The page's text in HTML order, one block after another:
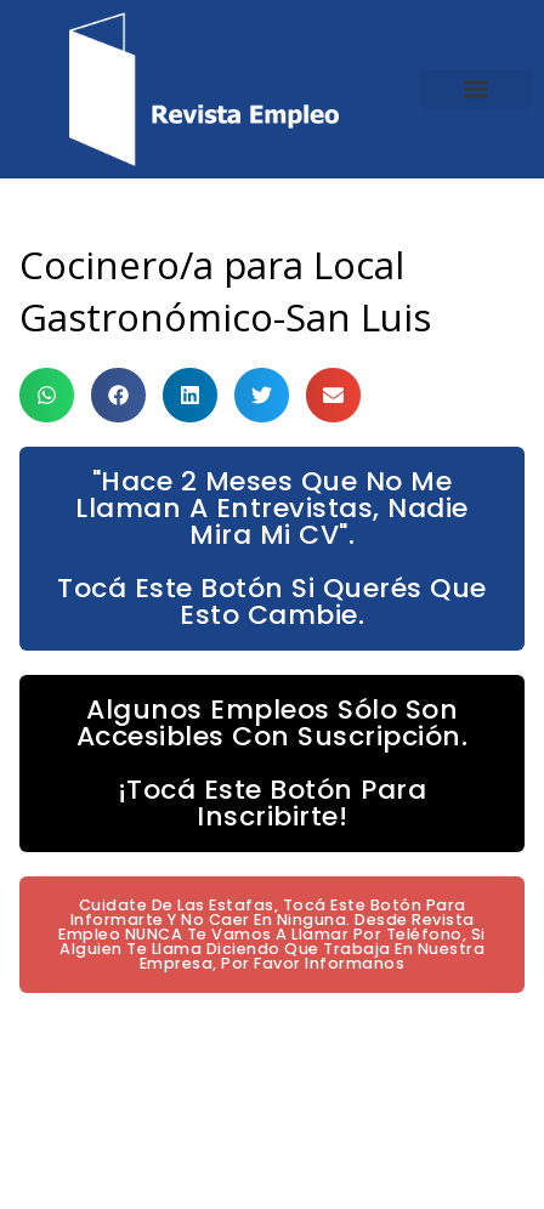
Cocinero/a para Local
Gastronómico-San Luis
"Hace 2 Meses Que No Me
Llaman A Entrevistas, Nadie
Mira Mi CV".
Tocá Este Botón Si Querés Que
Esto Cambie.
Algunos Empleos Sólo Son
Accesibles Con Suscripción.
¡Tocá Este Botón Para
Inscribirte!
Cuidate De Las Estafas, Tocá Este Botón Para
Informarte Y No Caer En Ninguna. Desde Revista
Empleo NUNCA Te Vamos A Llamar Por Teléfono, Si
Alguien Te Llama Diciendo Que Trabaja En Nuestra
Empresa, Por Favor Informanos